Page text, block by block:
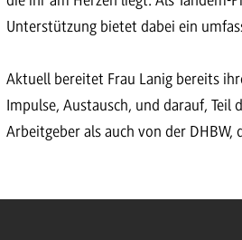
Unterstützung bietet dabei ein
Aktuell bereitet Frau Lanig bereits
Impulse, Austausch, und darauf,
Arbeitgeber als auch von der